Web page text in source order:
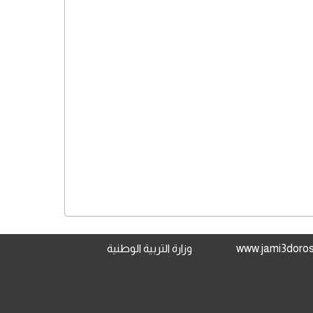
وزارة التربية الوطنية